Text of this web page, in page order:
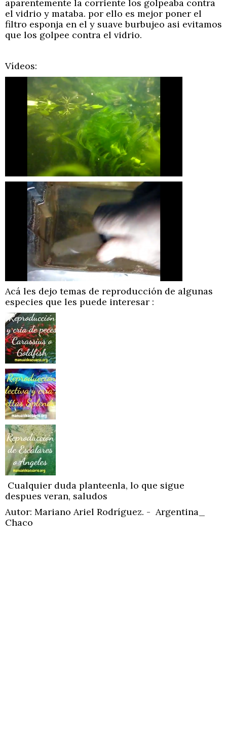
aparentemente la corriente los golpeaba contra
el vidrio y mataba. por ello es mejor poner el
filtro esponja en el y suave burbujeo asi evitamos
que los golpee contra el vidrio.
Vídeos:
Acá les dejo temas de reproducción de algunas
especies que les puede interesar :
Cualquier duda planteenla, lo que sigue
despues veran, saludos
Autor: Mariano Ariel Rodríguez. - Argentina_
Chaco